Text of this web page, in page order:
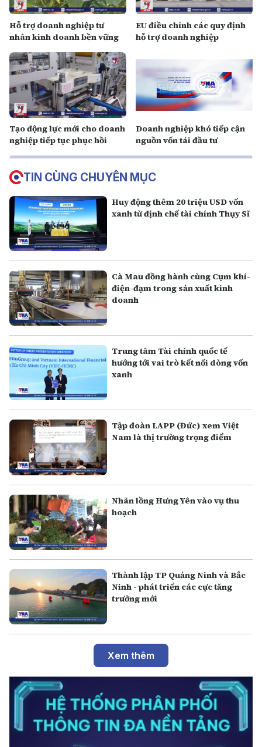
Hỗ trợ doanh nghiệp tư
nhân kinh doanh bền vững
EU điều chỉnh các quy định
hỗ trợ doanh nghiệp
Tạo động lực mới cho doanh
nghiệp tiếp tục phục hồi
Doanh nghiệp khó tiếp cận
nguồn vốn tái đầu tư
TIN CÙNG CHUYÊN MỤC
Huy động thêm 20 triệu USD vốn
xanh từ định chế tài chính Thụy Sĩ
Cà Mau đồng hành cùng Cụm khí-
điện-đạm trong sản xuất kinh
doanh
Trung tâm Tài chính quốc tế
hướng tới vai trò kết nối dòng vốn
xanh
Tập đoàn LAPP (Đức) xem Việt
Nam là thị trường trọng điểm
Nhãn lồng Hưng Yên vào vụ thu
hoạch
Thành lập TP Quảng Ninh và Bắc
Ninh - phát triển các cực tăng
trưởng mới
Xem thêm